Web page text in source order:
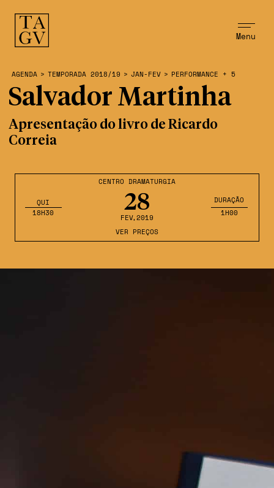
Menu
CENTRO DRAMATURGIA
28
FEV,2019
QUI
18H30
DURAÇÃO
1H00
VER PREÇOS
AGENDA > TEMPORADA 2018/19 > JAN-FEV > PERFORMANCE + 5
Salvador Martinha
Apresentação do livro de Ricardo
Correia